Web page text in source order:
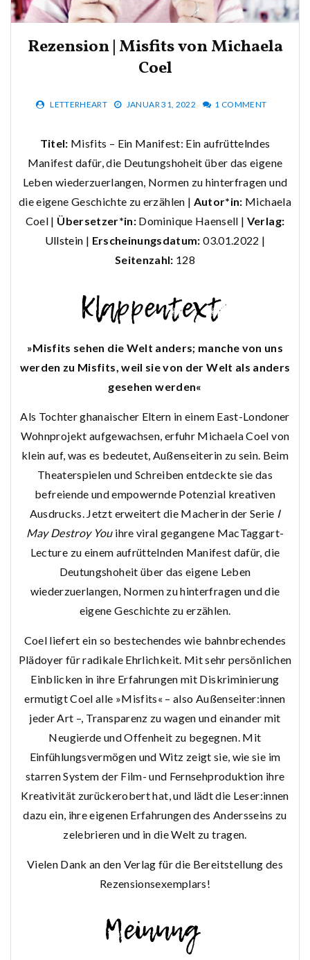
Rezension | Misfits von Michaela
Coel
LETTERHEART JANUAR 31, 2022 1 COMMENT
Titel: Misfits – Ein Manifest: Ein aufrüttelndes
Manifest dafür, die Deutungshoheit über das eigene
Leben wiederzuerlangen, Normen zu hinterfragen und
die eigene Geschichte zu erzählen | Autor*in: Michaela
Coel | Übersetzer*in: Dominique Haensell | Verlag:
Ullstein | Erscheinungsdatum:03.01.2022 |
Seitenzahl: 128
»Misfits sehen die Welt anders; manche von uns
werden zu Misfits, weil sie von der Welt als anders
gesehen werden«
Als Tochter ghanaischer Eltern in einem East-Londoner
Wohnprojekt aufgewachsen, erfuhr Michaela Coel von
klein auf, was es bedeutet, Außenseiterin zu sein. Beim
Theaterspielen und Schreiben entdeckte sie das
befreiende und empowernde Potenzial kreativen
Ausdrucks. Jetzt erweitert die Macherin der Serie I
May Destroy Youihre viral gegangene MacTaggart-
Lecture zu einem aufrüttelnden Manifest dafür, die
Deutungshoheit über das eigene Leben
wiederzuerlangen, Normen zu hinterfragen und die
eigene Geschichte zu erzählen.
Coel liefert ein so bestechendes wie bahnbrechendes
Plädoyer für radikale Ehrlichkeit. Mit sehr persönlichen
Einblicken in ihre Erfahrungen mit Diskriminierung
ermutigt Coel alle »Misfits« – also Außenseiter:innen
jeder Art –, Transparenz zu wagen und einander mit
Neugierde und Offenheit zu begegnen. Mit
Einfühlungsvermögen und Witz zeigt sie, wie sie im
starren System der Film- und Fernsehproduktion ihre
Kreativität zurückerobert hat, und lädt die Leser:innen
dazu ein, ihre eigenen Erfahrungen des Andersseins zu
zelebrieren und in die Welt zu tragen.
Vielen Dank an den Verlag für die Bereitstellung des
Rezensionsexemplars!